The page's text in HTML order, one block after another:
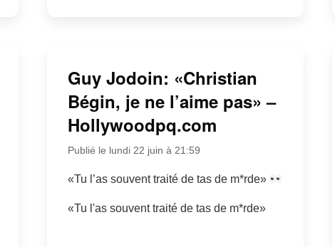
Guy Jodoin: «Christian
Bégin, je ne l’aime pas» –
Hollywoodpq.com
Publié le lundi 22 juin à 21:59
«Tu l’as souvent traité de tas de m*rde»
«Tu l'as souvent traité de tas de m*rde»